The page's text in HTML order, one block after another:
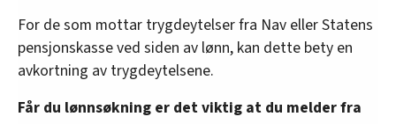
For de som mottar trygdeytelser fra Nav eller Statens
pensjonskasse ved siden av lønn, kan dette bety en
avkortning av trygdeytelsene.
Får du lønnsøkning er det viktig at du melder fra